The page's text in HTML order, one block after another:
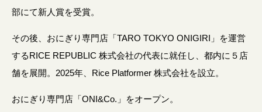
部にて新人賞を受賞。
その後、おにぎり専門店「TARO TOKYO ONIGIRI」を運営
するRICE REPUBLIC 株式会社の代表に就任し、都内に５店
舗を展開。2025年、Rice Platformer 株式会社を設立。
おにぎり専門店「ONI&Co.」をオープン。